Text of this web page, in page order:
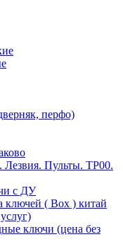
перфо)
Пульты. TP00.
с ДУ
ключей ( Box ) китай
ключи (цена без